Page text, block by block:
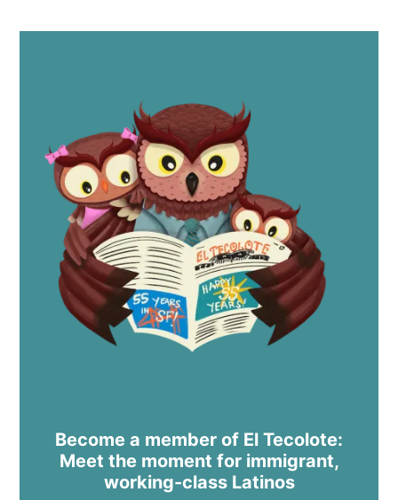
Become a member of El Tecolote:
Meet the moment for immigrant,
working-class Latinos